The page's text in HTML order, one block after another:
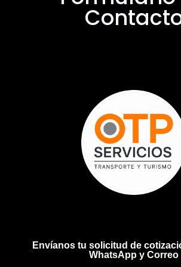
Envíanos tu solicitud de
WhatsApp y Correo